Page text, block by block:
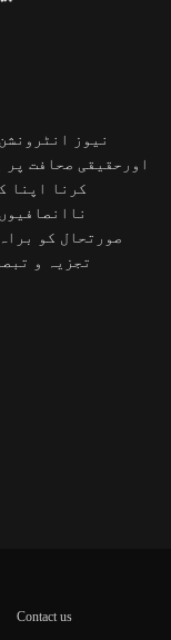
نیوز
اورحقیقی صحافت پر
کرنا اپنا
صورتحال کو
تجزیہ و
Contact us